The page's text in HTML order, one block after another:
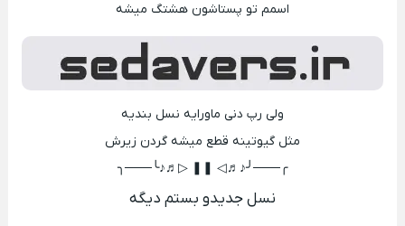
اسمم تو پستاشون هشتگ میشه
ولی رپ دنی ماورایه نسل بندیه
مثل گیوتینه قطع میشه گردن زیرش
╭───╯♪♬◁ ❚❚ ▷♬♪╰───╮
نسل جدیدو بستم دیگه